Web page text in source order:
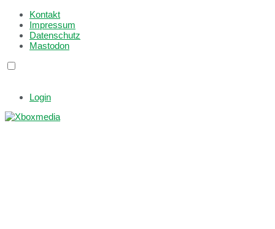
Kontakt
Impressum
Datenschutz
Mastodon
Login